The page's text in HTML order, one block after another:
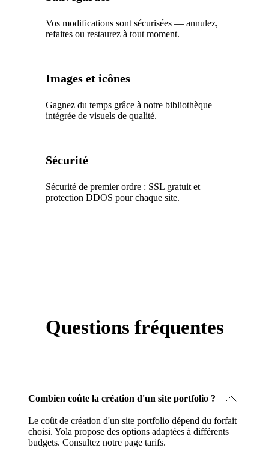
Vos modifications sont sécurisées — annulez,
refaites ou restaurez à tout moment.
Images et icônes
Gagnez du temps grâce à notre bibliothèque
intégrée de visuels de qualité.
Sécurité
Sécurité de premier ordre : SSL gratuit et
protection DDOS pour chaque site.
Questions fréquentes
Combien coûte la création d'un site portfolio ?
Le coût de création d'un site portfolio dépend du forfait
choisi. Yola propose des options adaptées à différents
budgets. Consultez notre page tarifs.